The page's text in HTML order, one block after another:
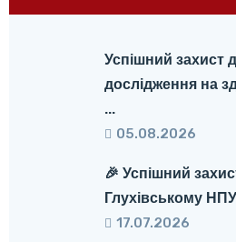
Успішний захист
дослідження на
...
05.08.2026
🎉 Успішний
Глухівському
17.07.2026